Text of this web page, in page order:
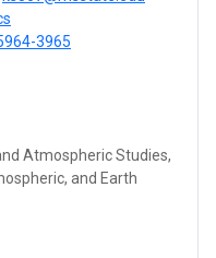
3965
Atmospheric Studies,
and Earth